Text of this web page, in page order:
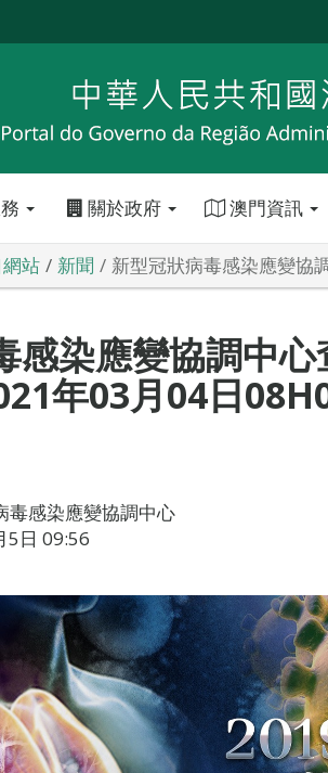
關於政府 澳門資訊
站 新聞 新型冠狀病毒感染應變協
感染應變協調中
年03月04日
毒感染應變協調中心
5日 09:56